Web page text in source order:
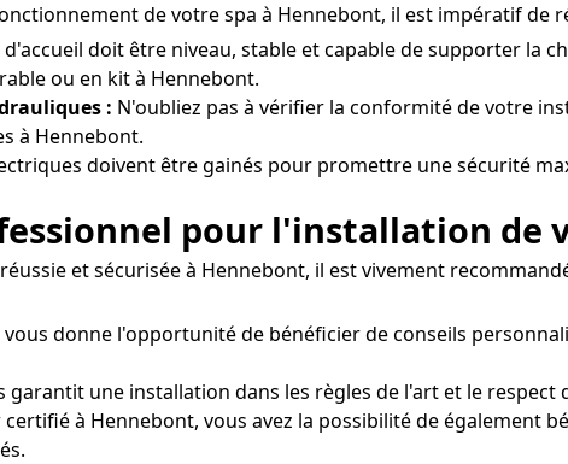
de votre spa à Hennebont, il est impératif de
d'accueil doit être niveau, stable et capable de supporter la
ou en kit à Hennebont.
: N'oubliez pas à vérifier la conformité de votre
à Hennebont.
doivent être gainés pour promettre une sécurité
pour l'installation de
et sécurisée à Hennebont, il est vivement
donne l'opportunité de bénéficier de conseils
une installation dans les règles de l'art et le respect
à Hennebont, vous avez la possibilité de également